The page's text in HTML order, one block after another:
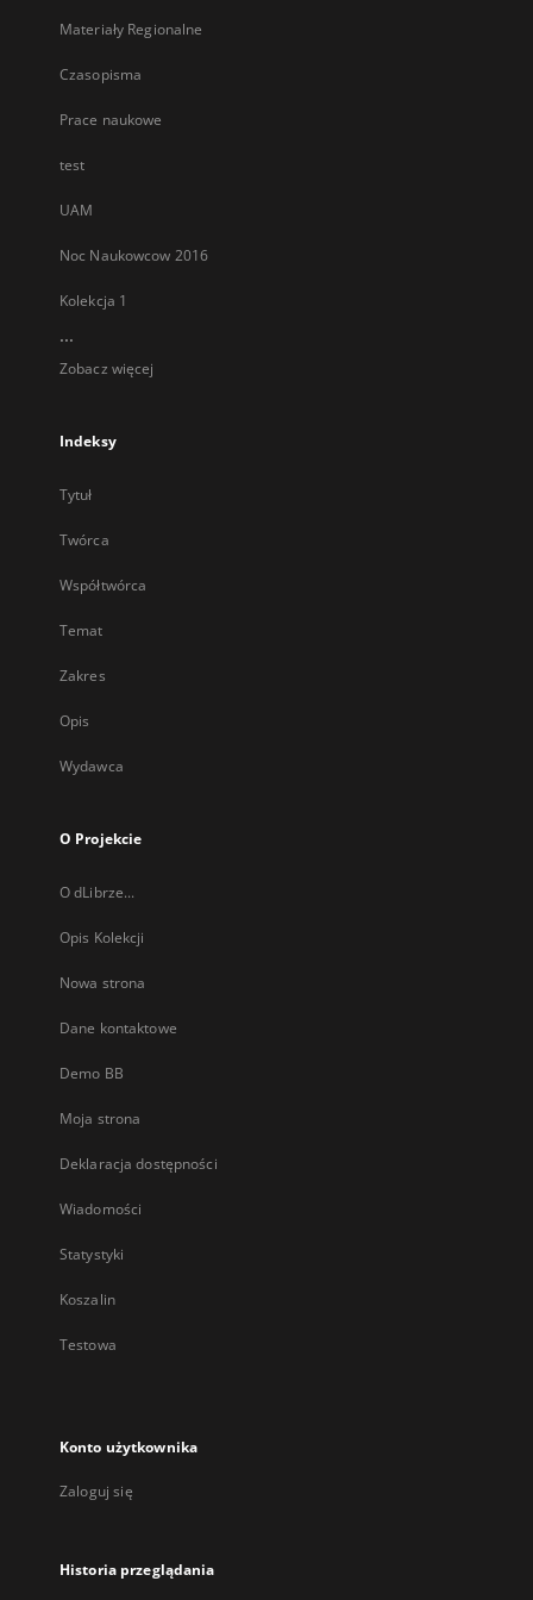
Materiały Regionalne
Czasopisma
Prace naukowe
test
UAM
Noc Naukowcow 2016
Kolekcja 1
...
Zobacz więcej
Indeksy
Tytuł
Twórca
Współtwórca
Temat
Zakres
Opis
Wydawca
O Projekcie
O dLibrze...
Opis Kolekcji
Nowa strona
Dane kontaktowe
Demo BB
Moja strona
Deklaracja dostępności
Wiadomości
Statystyki
Koszalin
Testowa
Konto użytkownika
Zaloguj się
Historia przeglądania